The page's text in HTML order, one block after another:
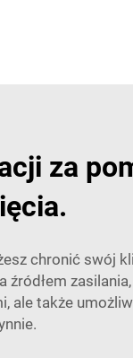
za
chronić swój
także